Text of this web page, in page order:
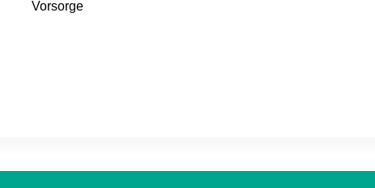
Vorsorge